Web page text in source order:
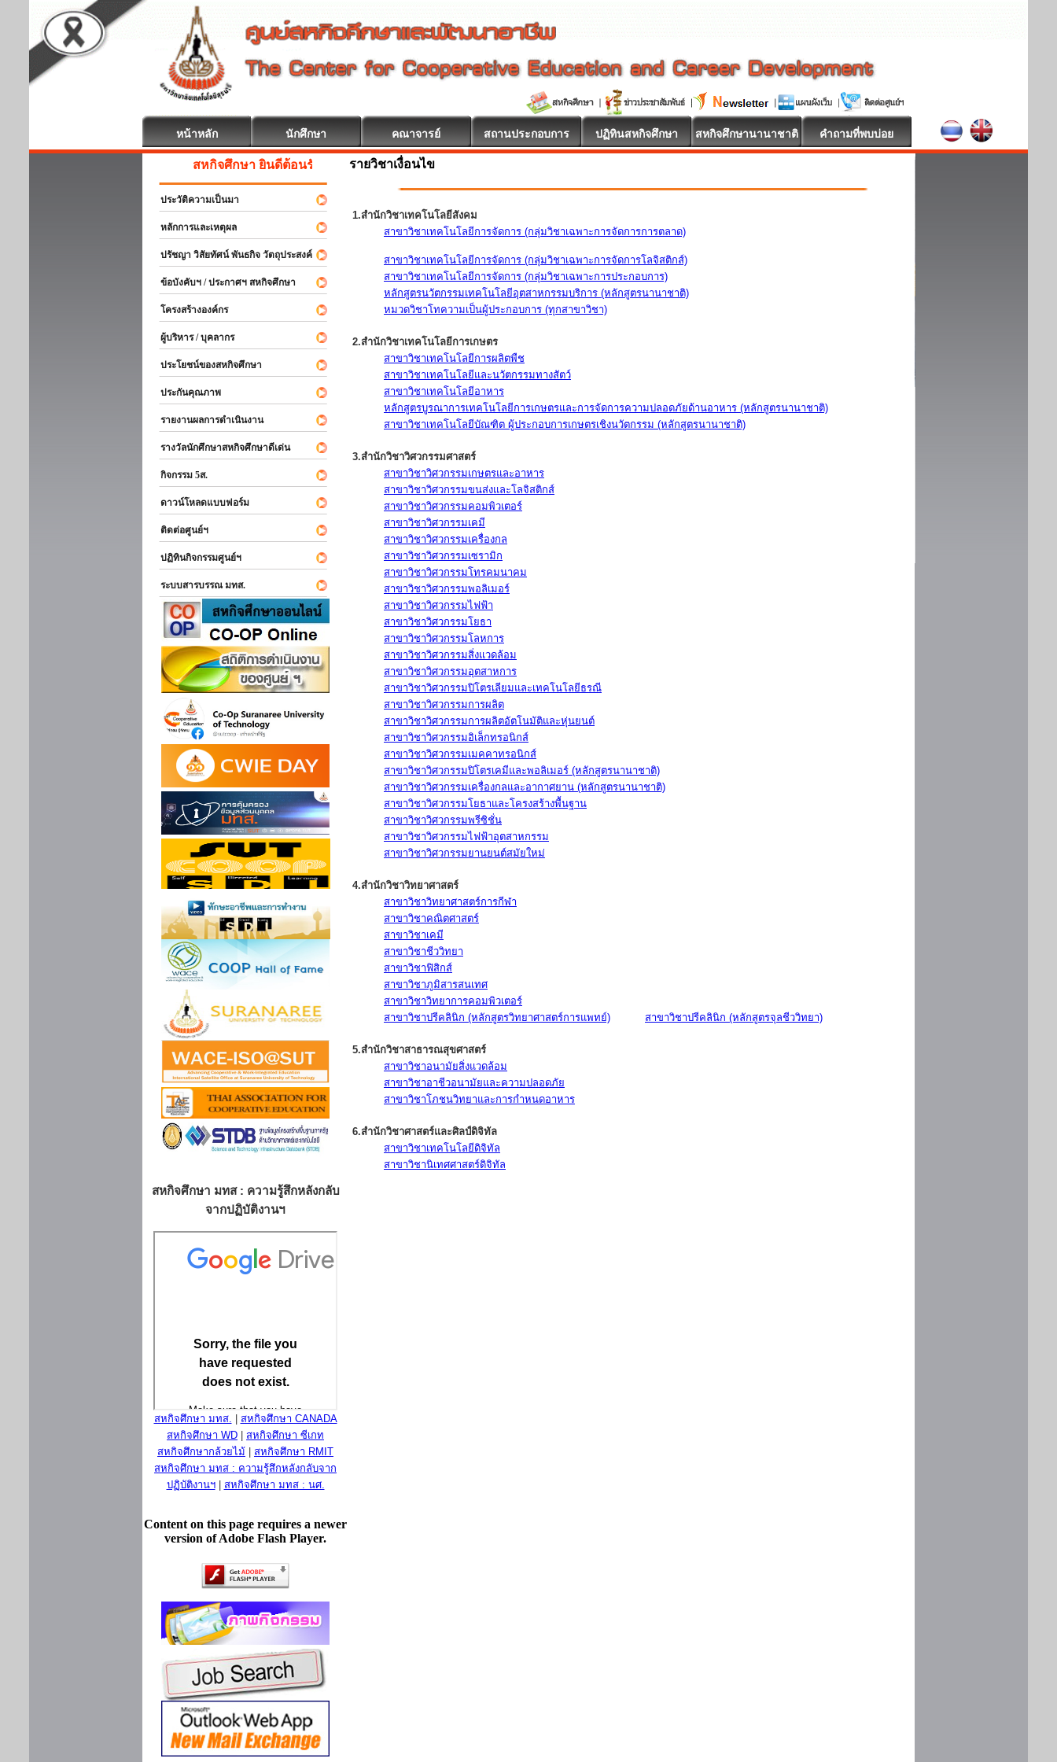
หน้าหลัก นักศึกษา คณาจารย์ สถานประกอบการ ปฏิทินสหกิจศึกษา สหกิจศึกษานานาชาติ คำถามที่พบบ่อย
สหกิจศึกษา ยินดีต้อนรับ
ประวัติความเป็นมา
หลักการและเหตุผล
ปรัชญา วิสัยทัศน์ พันธกิจ วัตถุประสงค์
ข้อบังคับฯ / ประกาศฯ สหกิจศึกษา
โครงสร้างองค์กร
ผู้บริหาร / บุคลากร
ประโยชน์ของสหกิจศึกษา
ประกันคุณภาพ
รายงานผลการดำเนินงาน
รางวัลนักศึกษาสหกิจศึกษาดีเด่น
กิจกรรม 5ส.
ดาวน์โหลดแบบฟอร์ม
ติดต่อศูนย์ฯ
ปฏิทินกิจกรรมศูนย์ฯ
ระบบสารบรรณ มทส.
สหกิจศึกษา มทส : ความรู้สึกหลังกลับ
จากปฏิบัติงานฯ
สหกิจศึกษา มทส.
สหกิจศึกษา CANADA
สหกิจศึกษา WD
สหกิจศึกษา ซีเกท
สหกิจศึกษากล้วยไม้
สหกิจศึกษา RMIT
สหกิจศึกษา มทส : ความรู้สึกหลังกลับจาก
ปฏิบัติงานฯ| สหกิจศึกษา มทส : นศ.
Content on this page requires a newer
version of Adobe Flash Player.
รายวิชาเงื่อนไข
1.สำนักวิชาเทคโนโลยีสังคม
สาขาวิชาเทคโนโลยีการจัดการ (กลุ่มวิชาเฉพาะการจัดการการตลาด)
สาขาวิชาเทคโนโลยีการจัดการ (กลุ่มวิชาเฉพาะการจัดการโลจิสติกส์)
สาขาวิชาเทคโนโลยีการจัดการ (กลุ่มวิชาเฉพาะการประกอบการ)
หลักสูตรนวัตกรรมเทคโนโลยีอุตสาหกรรมบริการ (หลักสูตรนานาชาติ)
หมวดวิชาโทความเป็นผู้ประกอบการ (ทุกสาขาวิชา)
2.สำนักวิชาเทคโนโลยีการเกษตร
สาขาวิชาเทคโนโลยีการผลิตพืช
สาขาวิชาเทคโนโลยีและนวัตกรรมทางสัตว์
สาขาวิชาเทคโนโลยีอาหาร
หลักสูตรบูรณาการเทคโนโลยีการเกษตรและการจัดการความปลอดภัยด้านอาหาร (หลักสูตรนานาชาติ)
สาขาวิชาเทคโนโลยีบัณฑิต ผู้ประกอบการเกษตรเชิงนวัตกรรม (หลักสูตรนานาชาติ)
3.สำนักวิชาวิศวกรรมศาสตร์
สาขาวิชาวิศวกรรมเกษตรและอาหาร
สาขาวิชาวิศวกรรมขนส่งและโลจิสติกส์
สาขาวิชาวิศวกรรมคอมพิวเตอร์
สาขาวิชาวิศวกรรมเคมี
สาขาวิชาวิศวกรรมเครื่องกล
สาขาวิชาวิศวกรรมเซรามิก
สาขาวิชาวิศวกรรมโทรคมนาคม
สาขาวิชาวิศวกรรมพอลิเมอร์
สาขาวิชาวิศวกรรมไฟฟ้า
สาขาวิชาวิศวกรรมโยธา
สาขาวิชาวิศวกรรมโลหการ
สาขาวิชาวิศวกรรมสิ่งแวดล้อม
สาขาวิชาวิศวกรรมอุตสาหการ
สาขาวิชาวิศวกรรมปิโตรเลียมและเทคโนโลยีธรณี
สาขาวิชาวิศวกรรมการผลิต
สาขาวิชาวิศวกรรมการผลิตอัตโนมัติและหุ่นยนต์
สาขาวิชาวิศวกรรมอิเล็กทรอนิกส์
สาขาวิชาวิศวกรรมเมคคาทรอนิกส์
สาขาวิชาวิศวกรรมปิโตรเคมีและพอลิเมอร์ (หลักสูตรนานาชาติ)
สาขาวิชาวิศวกรรมเครื่องกลและอากาศยาน (หลักสูตรนานาชาติ)
สาขาวิชาวิศวกรรมโยธาและโครงสร้างพื้นฐาน
สาขาวิชาวิศวกรรมพรีซิชั่น
สาขาวิชาวิศวกรรมไฟฟ้าอุตสาหกรรม
สาขาวิชาวิศวกรรมยานยนต์สมัยใหม่
4.สำนักวิชาวิทยาศาสตร์
สาขาวิชาวิทยาศาสตร์การกีฬา
สาขาวิชาคณิตศาสตร์
สาขาวิชาเคมี
สาขาวิชาชีววิทยา
สาขาวิชาฟิสิกส์
สาขาวิชาภูมิสารสนเทศ
สาขาวิชาวิทยาการคอมพิวเตอร์
สาขาวิชาปรีคลินิก (หลักสูตรวิทยาศาสตร์การแพทย์)
สาขาวิชาปรีคลินิก (หลักสูตรจุลชีววิทยา)
5.สำนักวิชาสาธารณสุขศาสตร์
สาขาวิชาอนามัยสิ่งแวดล้อม
สาขาวิชาอาชีวอนามัยและความปลอดภัย
สาขาวิชาโภชนวิทยาและการกำหนดอาหาร
6.สำนักวิชาศาสตร์และศิลป์ดิจิทัล
สาขาวิชาเทคโนโลยีดิจิทัล
สาขาวิชานิเทศศาสตร์ดิจิทัล